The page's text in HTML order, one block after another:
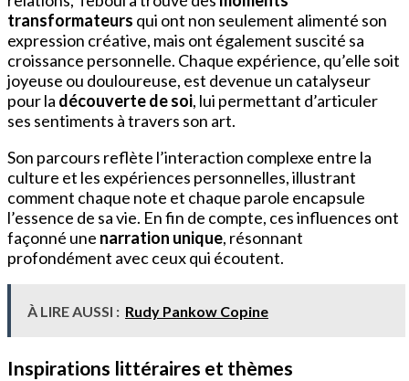
transformateurs qui ont non seulement alimenté son
expression créative, mais ont également suscité sa
croissance personnelle. Chaque expérience, qu’elle soit
joyeuse ou douloureuse, est devenue un catalyseur
pour la découverte de soi, lui permettant d’articuler
ses sentiments à travers son art.
Son parcours reflète l’interaction complexe entre la
culture et les expériences personnelles, illustrant
comment chaque note et chaque parole encapsule
l’essence de sa vie. En fin de compte, ces influences ont
façonné une narration unique, résonnant
profondément avec ceux qui écoutent.
À LIRE AUSSI : Rudy Pankow Copine
Inspirations littéraires et thèmes